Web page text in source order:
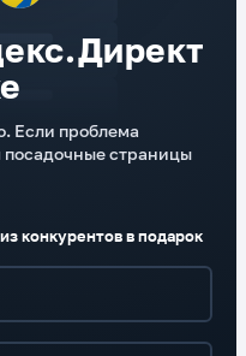
Если проблема
посадочные страницы
конкурентов в подарок